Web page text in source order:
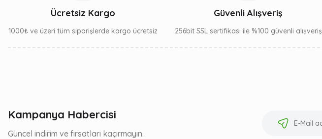
Ücretsiz Kargo
1000₺ ve üzeri tüm siparişlerde kargo ücretsiz
Güvenli Alışveriş
256bit SSL sertifikası ile %100 güvenli alışveriş
Kampanya Habercisi
Güncel indirim ve fırsatları kaçırmayın.